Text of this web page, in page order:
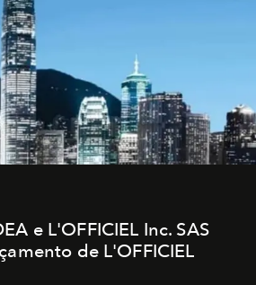
e L'OFFICIEL Inc. SAS
de L'OFFICIEL